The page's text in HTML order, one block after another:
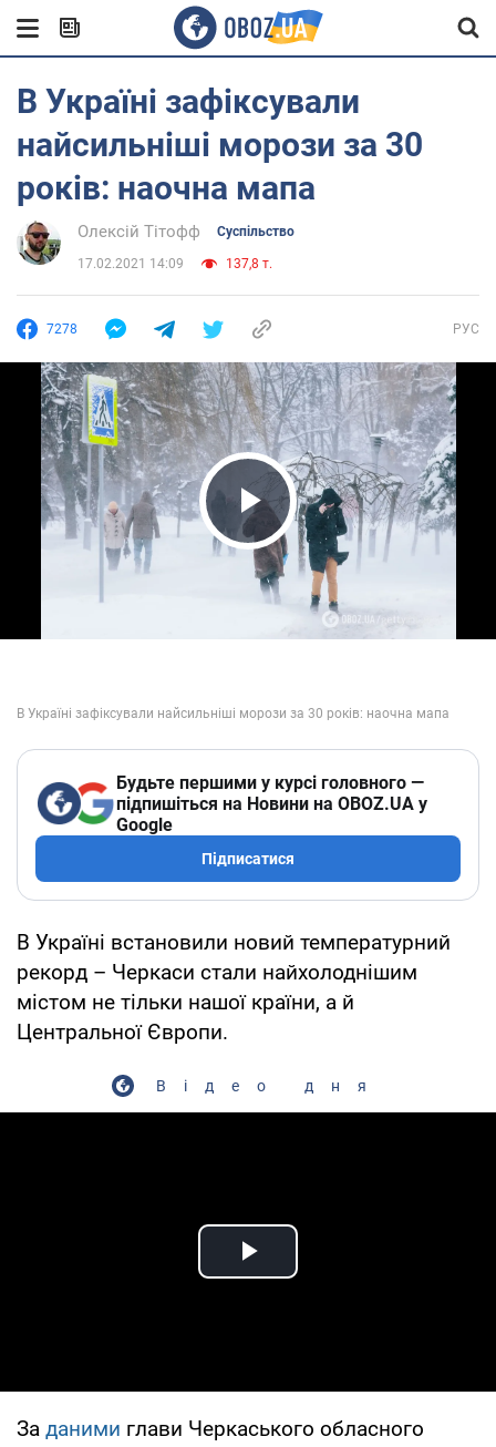
В Україні зафіксували
найсильніші морози за 30
років: наочна мапа
Олексій Тітофф Суспільство
17.02.2021 14:09 137,8 т.
7278 РУС
Play Video
Будьте першими у курсі головного —
підпишіться на Новини на OBOZ.UA у
Google
Підписатися
В Україні встановили новий температурний
рекорд – Черкаси стали найхолоднішим
містом не тільки нашої країни, а й
Центральної Європи.
Відео дня
Play Video
За даними глави Черкаського обласного